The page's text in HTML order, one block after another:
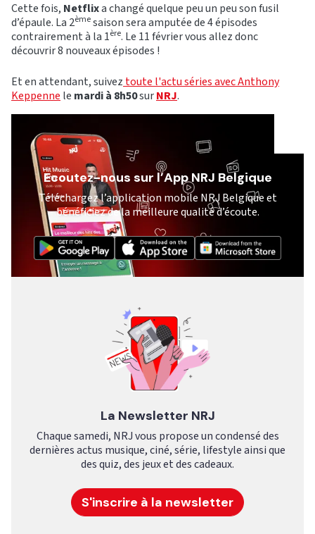
Cette fois, Netflixa changé quelque peu un peu son fusil
d’épaule. La 2èmesaison sera amputée de 4 épisodes
contrairement à la 1ère. Le 11 février vous allez donc
découvrir8 nouveaux épisodes !
Et en attendant, suivez toute l'actu séries avec Anthony
Keppenne le mardi à 8h50surNRJ.
Ecoutez-nous sur l’App NRJ Belgique
Téléchargez l’application mobile NRJ Belgique et
bénéficiez de la meilleure qualité d’écoute.
La Newsletter NRJ
Chaque samedi, NRJ vous propose un condensé des
dernières actus musique, ciné, série, lifestyle ainsi que
des quiz, des jeux et des cadeaux.
S'inscrire à la newsletter